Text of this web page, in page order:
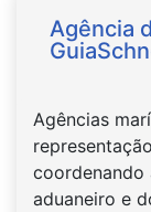
Agência
Agências
coordenando
aduaneiro e